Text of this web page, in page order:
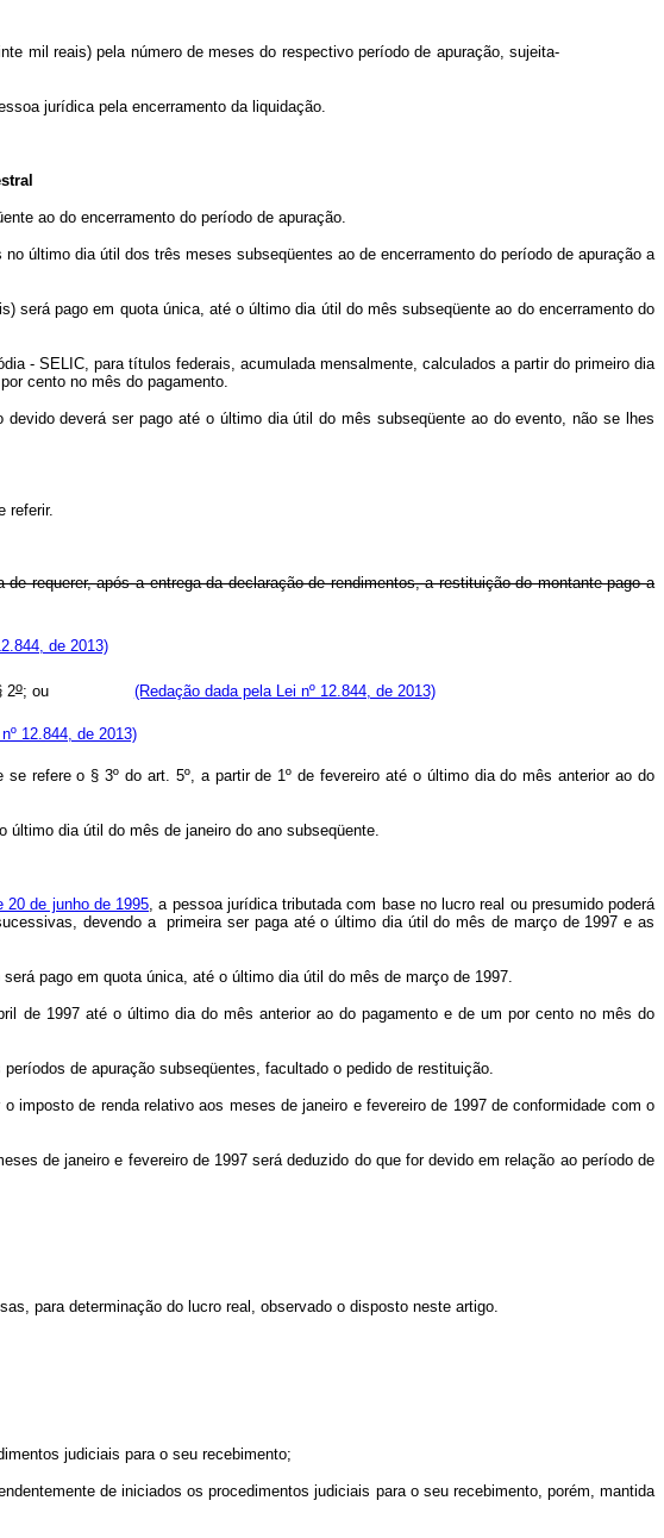
mil reais) pela número de meses do respectivo período de apuração, sujeita-
jurídica pela encerramento da liquidação.
ao do encerramento do período de apuração.
último dia útil dos três meses subseqüentes ao de encerramento do período de apuração a
será pago em quota única, até o último dia útil do mês subseqüente ao do encerramento do
- SELIC, para títulos federais, acumulada mensalmente, calculados a partir do primeiro dia
cento no mês do pagamento.
deverá ser pago até o último dia útil do mês subseqüente ao do evento, não se lhes
referir.
requerer, após a entrega da declaração de rendimentos, a restituição do montante pago a
de 2013)
2o; ou (Redação dada pela Lei nº 12.844, de 2013)
12.844, de 2013)
refere o § 3º do art. 5º, a partir de 1º de fevereiro até o último dia do mês anterior ao do
dia útil do mês de janeiro do ano subseqüente.
20 de junho de 1995 , a pessoa jurídica tributada com base no lucro real ou presumido poderá
devendo a primeira ser paga até o último dia útil do mês de março de 1997 e as
pago em quota única, até o último dia útil do mês de março de 1997.
de 1997 até o último dia do mês anterior ao do pagamento e de um por cento no mês do
de apuração subseqüentes, facultado o pedido de restituição.
imposto de renda relativo aos meses de janeiro e fevereiro de 1997 de conformidade com o
de janeiro e fevereiro de 1997 será deduzido do que for devido em relação ao período de
para determinação do lucro real, observado o disposto neste artigo.
judiciais para o seu recebimento;
de iniciados os procedimentos judiciais para o seu recebimento, porém, mantida